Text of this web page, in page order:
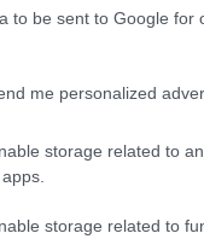
to be sent to Google for
me personalized
storage related to
storage related to
τα οποία από
της
Είναι
Παύλο Μαρινάκη
και δικαιοσύνη.